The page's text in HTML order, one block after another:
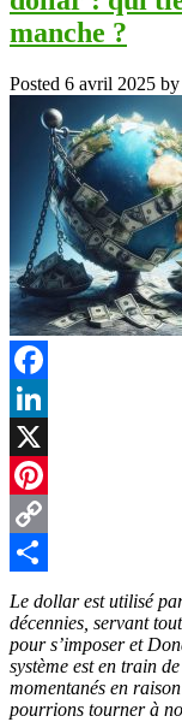
manche ?
Posted 6 avril 2025 by
Facebook
LinkedIn
X
Pinterest
Copy
Link
Partager
Le dollar est utilisé
décennies, servant
pour s’imposer et
système est en train
momentanés en
pourrions tourner à